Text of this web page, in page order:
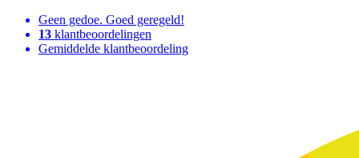
Geen gedoe. Goed geregeld!
13 klantbeoordelingen
Gemiddelde klantbeoordeling